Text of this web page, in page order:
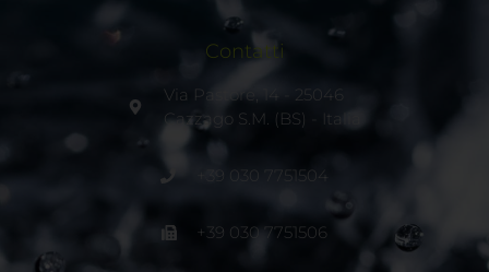
Contatti
Via Pastore, 14 - 25046
Cazzago S.M. (BS) - Italia
+39 030 7751504
+39 030 7751506